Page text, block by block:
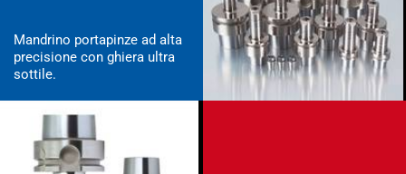
Mandrino portapinze ad alta
precisione con ghiera ultra
sottile.